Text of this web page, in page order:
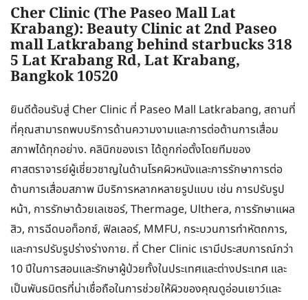
Cher Clinic (The Paseo Mall Lat
Krabang): Beauty Clinic at 2nd Paseo
mall Latkrabang behind starbucks 318
5 Lat Krabang Rd, Lat Krabang,
Bangkok 10520
ยินดีต้อนรับสู่ Cher Clinic ที่ Paseo Mall Latkrabang, สถานที่
ที่คุณสามารถพบบริการด้านความงามและการต่อต้านการเสื่อม
สภาพได้ทุกอย่าง. คลินิกของเรา ได้ถูกก่อตั้งโดยทีมของ
ศาสตราจารย์ผู้เชี่ยวชาญในด้านโรคผิวหนังและการรักษาการต่อ
ต้านการเสื่อมสภาพ มีบริการหลากหลายรูปแบบ เช่น การปรับรูป
หน้า, การรักษาด้วยเลเซอร์, Thermage, Ulthera, การรักษาแผล
สิว, การฉีดบอท็อกซ์, ฟิลเลอร์, MMFU, กระบวนการทำหัตถการ,
และการปรับรูปร่างร่างกาย. ที่ Cher Clinic เรามีประสบการณ์กว่า
10 ปีในการสอนและรักษาผู้ป่วยทั้งในประเทศและต่างประเทศ และ
เป็นพันธมิตรที่น่าเชื่อถือในการช่วยให้ผิวของคุณดูอ่อนเยาว์และ